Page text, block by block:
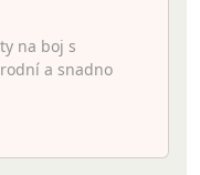
na boj s
a snadno